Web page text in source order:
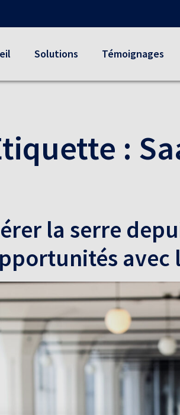
Solutions Témoignages
:
la serre
avec